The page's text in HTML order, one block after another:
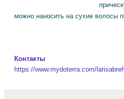
можно наносить на сухие волосы
Контакты
https://www.mydoterra.com/